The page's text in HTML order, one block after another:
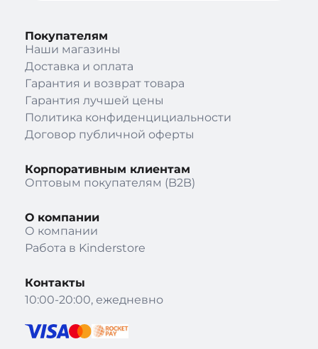
Покупателям
Наши магазины
Доставка и оплата
Гарантия и возврат товара
Гарантия лучшей цены
Политика конфиденцициальности
Договор публичной оферты
Корпоративным клиентам
Оптовым покупателям (B2B)
О компании
О компании
Работа в Kinderstore
Контакты
10:00-20:00, ежедневно